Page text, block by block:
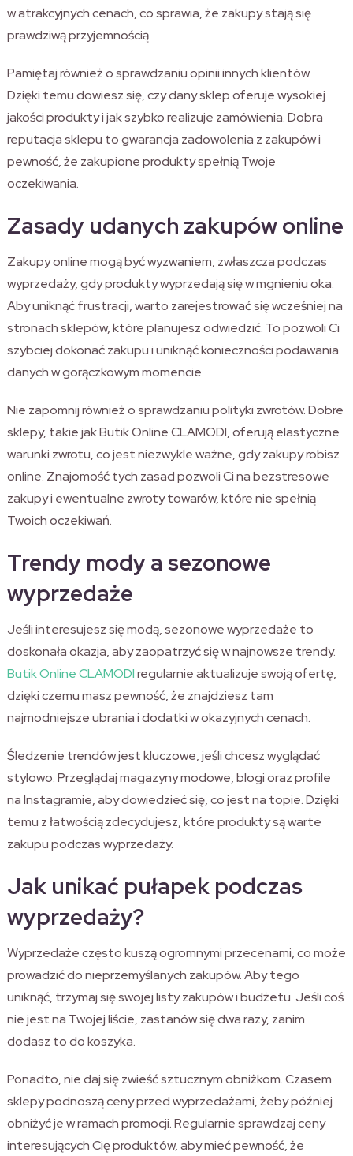
w atrakcyjnych cenach, co sprawia, że zakupy stają się
prawdziwą przyjemnością.
Pamiętaj również o sprawdzaniu opinii innych klientów.
Dzięki temu dowiesz się, czy dany sklep oferuje wysokiej
jakości produkty i jak szybko realizuje zamówienia. Dobra
reputacja sklepu to gwarancja zadowolenia z zakupów i
pewność, że zakupione produkty spełnią Twoje
oczekiwania.
Zasady udanych zakupów online
Zakupy online mogą być wyzwaniem, zwłaszcza podczas
wyprzedaży, gdy produkty wyprzedają się w mgnieniu oka.
Aby uniknąć frustracji, warto zarejestrować się wcześniej na
stronach sklepów, które planujesz odwiedzić. To pozwoli Ci
szybciej dokonać zakupu i uniknąć konieczności podawania
danych w gorączkowym momencie.
Nie zapomnij również o sprawdzaniu polityki zwrotów. Dobre
sklepy, takie jak Butik Online CLAMODI, oferują elastyczne
warunki zwrotu, co jest niezwykle ważne, gdy zakupy robisz
online. Znajomość tych zasad pozwoli Ci na bezstresowe
zakupy i ewentualne zwroty towarów, które nie spełnią
Twoich oczekiwań.
Trendy mody a sezonowe
wyprzedaże
Jeśli interesujesz się modą, sezonowe wyprzedaże to
doskonała okazja, aby zaopatrzyć się w najnowsze trendy.
Butik Online CLAMODIregularnie aktualizuje swoją ofertę,
dzięki czemu masz pewność, że znajdziesz tam
najmodniejsze ubrania i dodatki w okazyjnych cenach.
Śledzenie trendów jest kluczowe, jeśli chcesz wyglądać
stylowo. Przeglądaj magazyny modowe, blogi oraz profile
na Instagramie, aby dowiedzieć się, co jest na topie. Dzięki
temu z łatwością zdecydujesz, które produkty są warte
zakupu podczas wyprzedaży.
Jak unikać pułapek podczas
wyprzedaży?
Wyprzedaże często kuszą ogromnymi przecenami, co może
prowadzić do nieprzemyślanych zakupów. Aby tego
uniknąć, trzymaj się swojej listy zakupów i budżetu. Jeśli coś
nie jest na Twojej liście, zastanów się dwa razy, zanim
dodasz to do koszyka.
Ponadto, nie daj się zwieść sztucznym obniżkom. Czasem
sklepy podnoszą ceny przed wyprzedażami, żeby później
obniżyć je w ramach promocji. Regularnie sprawdzaj ceny
interesujących Cię produktów, aby mieć pewność, że